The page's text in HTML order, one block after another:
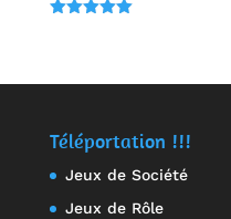
Téléportation !!!
Jeux de Société
Jeux de Rôle